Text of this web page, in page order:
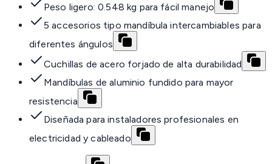
Peso ligero: 0.548 kg para fácil manejo
5 accesorios tipo mandíbula intercambiables para
diferentes ángulos
Cuchillas de acero forjado de alta durabilidad
Mandíbulas de aluminio fundido para mayor
resistencia
Diseñada para instaladores profesionales en
electricidad y cableado